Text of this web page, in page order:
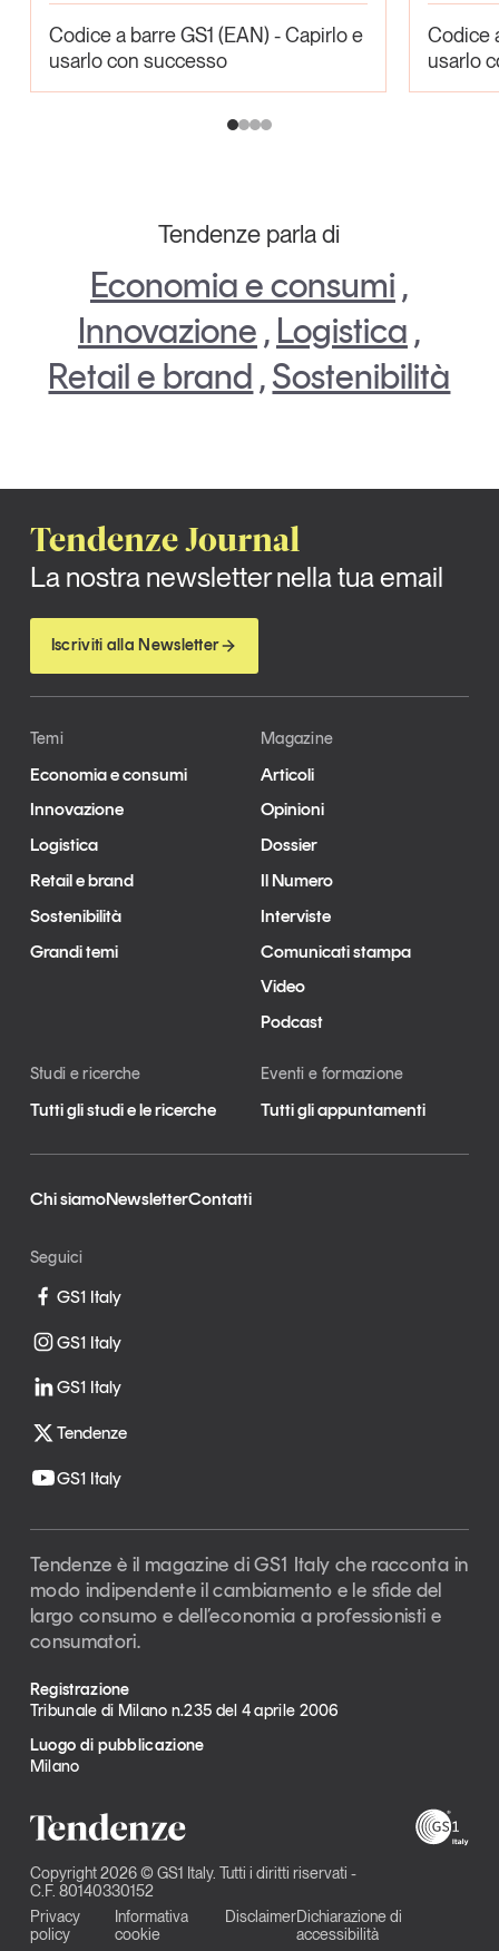
Codice a barre GS1 (EAN) - Capirlo e
usarlo con successo
Codice
usarlo
Tendenze parla di
Economia e consumi ,
Innovazione , Logistica ,
Retail e brand ,Sostenibilità
Tendenze Journal
La nostra newsletter nella tua email
Iscriviti alla Newsletter
Temi
Economia e consumi
Innovazione
Logistica
Retail e brand
Sostenibilità
Grandi temi
Magazine
Articoli
Opinioni
Dossier
Il Numero
Interviste
Comunicati stampa
Video
Podcast
Studi e ricerche
Tutti gli studi e le ricerche
Eventi e formazione
Tutti gli appuntamenti
Chi siamoNewsletterContatti
Seguici
GS1 Italy
GS1 Italy
GS1 Italy
Tendenze
GS1 Italy
Tendenze è il magazine di GS1 Italy che racconta in
modo indipendente il cambiamento e le sfide del
largo consumo e dell’economia a professionisti e
consumatori.
Registrazione
Tribunale di Milano n.235 del 4 aprile 2006
Luogo di pubblicazione
Milano
Copyright 2026 © GS1 Italy. Tutti i diritti riservati -
C.F. 80140330152
Privacy
policy
Informativa
cookie
DisclaimerDichiarazione di
accessibilità